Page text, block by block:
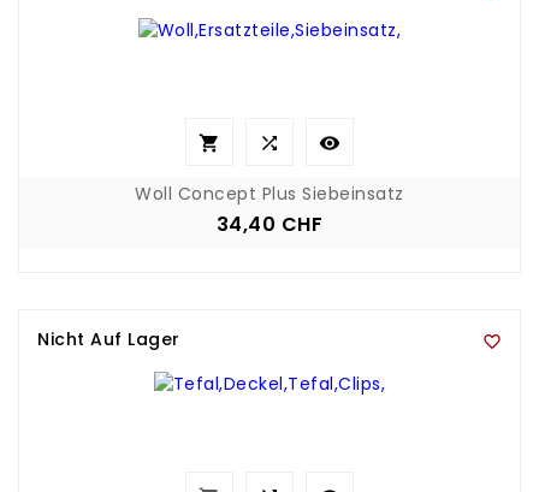
  
Woll Concept Plus Siebeinsatz
Preis
34,40 CHF

Nicht Auf Lager